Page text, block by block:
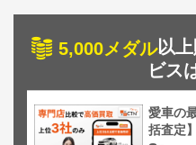
5,000メダル以
ビス
愛車の
括査定】